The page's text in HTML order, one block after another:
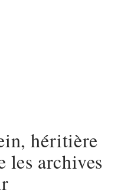
héritière
les archives